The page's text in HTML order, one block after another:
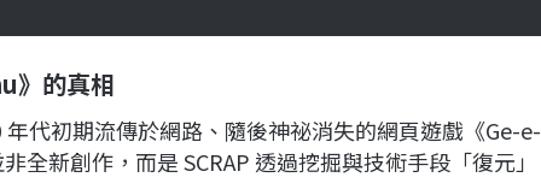
》的真相
代初期流傳於網路、隨後神祕消失的網頁遊戲《Ge-e-
新創作，而是 SCRAP 透過挖掘與技術手段「復元」